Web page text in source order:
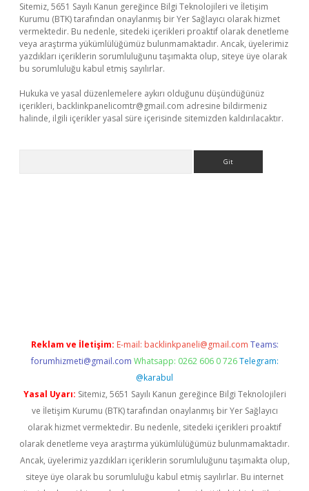
Sitemiz, 5651 Sayılı Kanun gereğince Bilgi Teknolojileri ve İletişim
Kurumu (BTK) tarafından onaylanmış bir Yer Sağlayıcı olarak hizmet
vermektedir. Bu nedenle, sitedeki içerikleri proaktif olarak denetleme
veya araştırma yükümlülüğümüz bulunmamaktadır. Ancak, üyelerimiz
yazdıkları içeriklerin sorumluluğunu taşımakta olup, siteye üye olarak
bu sorumluluğu kabul etmiş sayılırlar.
Hukuka ve yasal düzenlemelere aykırı olduğunu düşündüğünüz
içerikleri, backlinkpanelicomtr@gmail.com adresine bildirmeniz
halinde, ilgili içerikler yasal süre içerisinde sitemizden kaldırılacaktır.
Reklam ve İletişim: E-mail: backlinkpaneli@gmail.com Teams:
forumhizmeti@gmail.com Whatsapp: 0262 606 0 726 Telegram:
@karabul
Yasal Uyarı: Sitemiz, 5651 Sayılı Kanun gereğince Bilgi Teknolojileri
ve İletişim Kurumu (BTK) tarafından onaylanmış bir Yer Sağlayıcı
olarak hizmet vermektedir. Bu nedenle, sitedeki içerikleri proaktif
olarak denetleme veya araştırma yükümlülüğümüz bulunmamaktadır.
Ancak, üyelerimiz yazdıkları içeriklerin sorumluluğunu taşımakta olup,
siteye üye olarak bu sorumluluğu kabul etmiş sayılırlar. Bu internet